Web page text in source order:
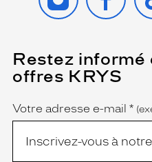
Restez informé
offres KRYS
Name
Votre adresse e-mail *
(Ce
champ
est
obligatoire)